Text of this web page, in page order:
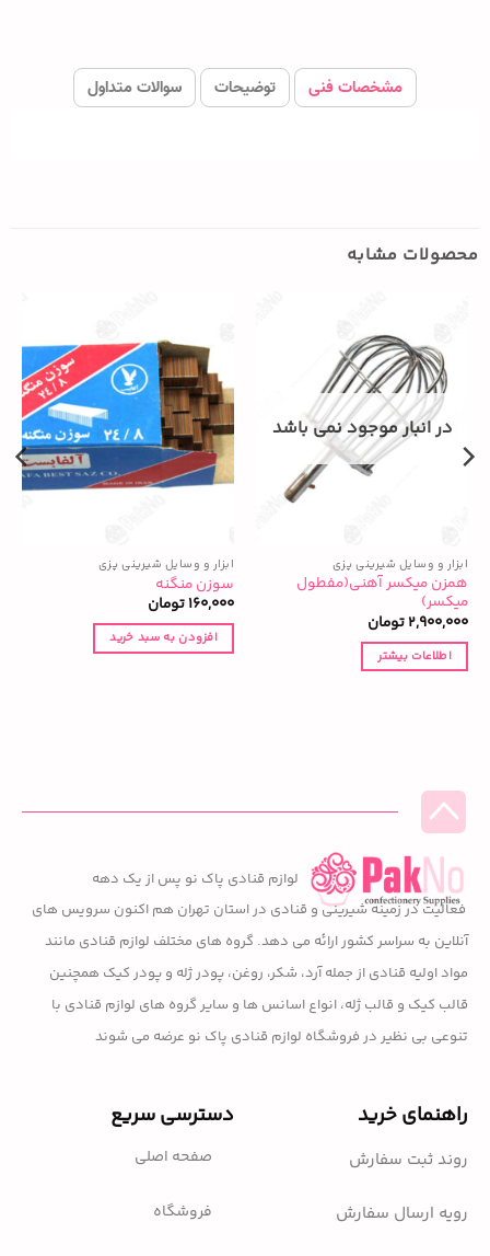
مشخصات فنی توضیحات سوالات متداول
محصولات مشابه
در انبار موجود نمی باشد
ابزار و وسایل شیرینی پزی
همزن میکسر آهنی(مفطول
میکسر)
2,900,000تومان
اطلاعات بیشتر
ابزار و وسایل شیرینی پزی
سوزن منگنه
160,000تومان
افزودن به سبد خرید
لوازم قنادی پاک نو پس از یک دهه
فعالیت در زمینه شیرینی و قنادی در استان تهران هم اکنون سرویس های
آنلاین به سراسر کشور ارائه می دهد. گروه های مختلف لوازم قنادی مانند
مواد اولیه قنادی از جمله آرد، شکر، روغن، پودر ژله و پودر کیک همچنین
قالب کیک و قالب ژله، انواع اسانس ها و سایر گروه های لوازم قنادی با
تنوعی بی نظیر در فروشگاه لوازم قنادی پاک نو عرضه می شوند
راهنمای خرید
روند ثبت سفارش
رویه ارسال سفارش
دسترسی سریع
صفحه اصلی
فروشگاه